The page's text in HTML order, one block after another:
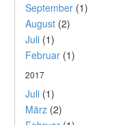
September (1)
August (2)
Juli (1)
Februar (1)
2017
Juli (1)
März (2)